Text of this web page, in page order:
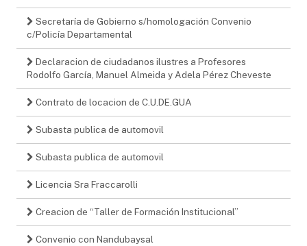
Secretaría de Gobierno s/homologación Convenio
c/Policía Departamental
Declaracion de ciudadanos ilustres a Profesores
Rodolfo García, Manuel Almeida y Adela Pérez Cheveste
Contrato de locacion de C.U.DE.GUA
Subasta publica de automovil
Subasta publica de automovil
Licencia Sra Fraccarolli
Creacion de “Taller de Formación Institucional”
Convenio con Nandubaysal